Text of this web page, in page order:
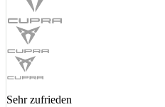
Sehr zufrieden